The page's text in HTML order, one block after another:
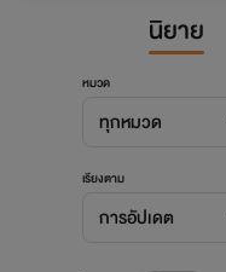
นิยาย
หมวด
ทุกหมวด
เรียงตาม
การอัปเดต